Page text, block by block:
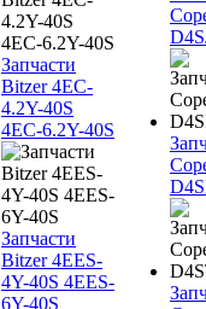
Запчасти
Bitzer 4EC-
4.2Y-40S
4EC-6.2Y-40S
Запчасти
Bitzer 4EES-
4Y-40S 4EES-
6Y-40S